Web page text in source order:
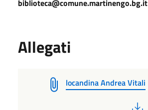
biblioteca@comune.martinengo.bg.it
Allegati
locandina Andrea Vitali